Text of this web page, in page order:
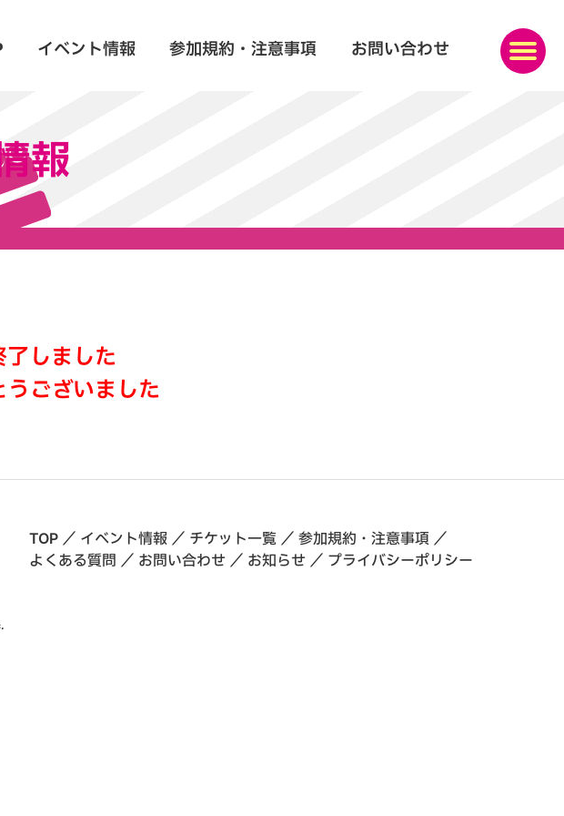
イベント情報 参加規約・注意事項 お問い合わせ
報
了しました
ございました
TOP ／ イベント情報 ／ チケット一覧 ／ 参加規約・注意事項 ／
よくある質問 ／ お問い合わせ ／ お知らせ ／ プライバシーポリシー